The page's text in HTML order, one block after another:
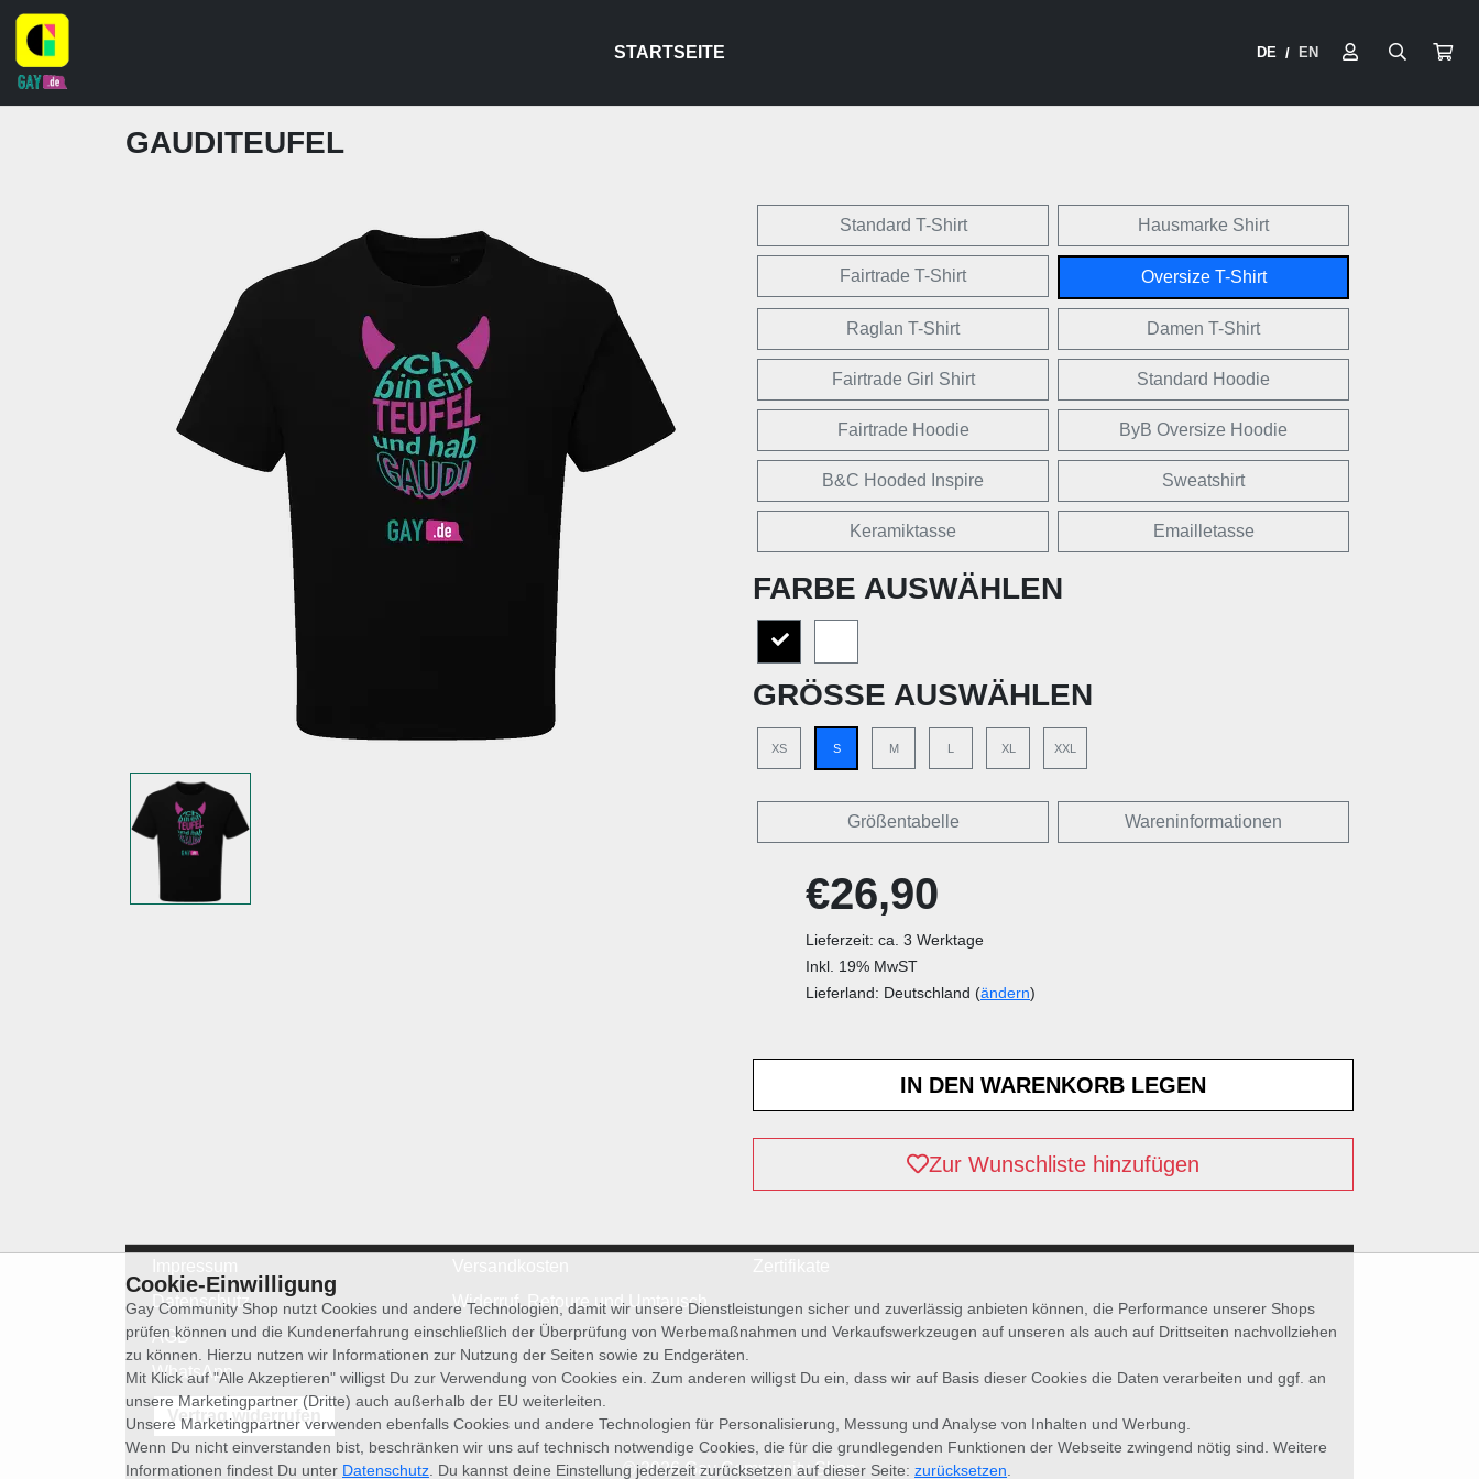
STARTSEITE DE / EN
GAUDITEUFEL
Standard T-Shirt Hausmarke Shirt
Fairtrade T-Shirt Oversize T-Shirt
Raglan T-Shirt Damen T-Shirt
Fairtrade Girl Shirt Standard Hoodie
Fairtrade Hoodie ByB Oversize Hoodie
B&C Hooded Inspire Sweatshirt
Keramiktasse Emailletasse
FARBE AUSWÄHLEN
GRÖSSE AUSWÄHLEN
XS S M L XL XXL
Größentabelle Wareninformationen
€26,90
Lieferzeit: ca. 3 Werktage
Inkl. 19% MwST
Lieferland: Deutschland (ändern)
Zur Wunschliste hinzufügen
Datenschutz
AGB
WhatsApp
Widerruf, Retoure und Umtausch
Vertrag widerrufen
© 2026 Gay Community Shop
Cookie-Einwilligung
Gay Community Shop nutzt Cookies und andere Technologien, damit wir unsere Dienstleistungen sicher und zuverlässig anbieten können, die Performance unserer Shops
prüfen können und die Kundenerfahrung einschließlich der Überprüfung von Werbemaßnahmen und Verkaufswerkzeugen auf unseren als auch auf Drittseiten nachvollziehen
zu können. Hierzu nutzen wir Informationen zur Nutzung der Seiten sowie zu Endgeräten.
Mit Klick auf "Alle Akzeptieren" willigst Du zur Verwendung von Cookies ein. Zum anderen willigst Du ein, dass wir auf Basis dieser Cookies die Daten verarbeiten und ggf. an
unsere Marketingpartner (Dritte) auch außerhalb der EU weiterleiten.
Unsere Marketingpartner verwenden ebenfalls Cookies und andere Technologien für Personalisierung, Messung und Analyse von Inhalten und Werbung.
Wenn Du nicht einverstanden bist, beschränken wir uns auf technisch notwendige Cookies, die für die grundlegenden Funktionen der Webseite zwingend nötig sind. Weitere
Informationen findest Du unter Datenschutz . Du kannst deine Einstellung jederzeit zurücksetzen auf dieser Seite: zurücksetzen